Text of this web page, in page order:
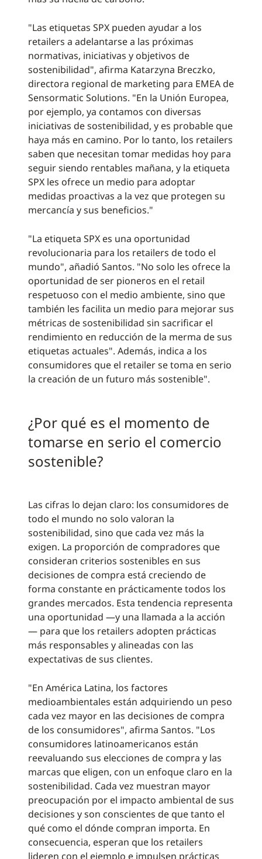
"Las etiquetas SPX pueden ayudar a los
retailers a adelantarse a las próximas
normativas, iniciativas y objetivos de
sostenibilidad", afirma Katarzyna Breczko,
directora regional de marketing para EMEA de
Sensormatic Solutions. "En la Unión Europea,
por ejemplo, ya contamos con diversas
iniciativas de sostenibilidad, y es probable que
haya más en camino. Por lo tanto, los retailers
saben que necesitan tomar medidas hoy para
seguir siendo rentables mañana, y la etiqueta
SPX les ofrece un medio para adoptar
medidas proactivas a la vez que protegen su
mercancía y sus beneficios."
"La etiqueta SPX es una oportunidad
revolucionaria para los retailers de todo el
mundo", añadió Santos. "No solo les ofrece la
oportunidad de ser pioneros en el retail
respetuoso con el medio ambiente, sino que
también les facilita un medio para mejorar sus
métricas de sostenibilidad sin sacrificar el
rendimiento en reducción de la merma de sus
etiquetas actuales". Además, indica a los
consumidores que el retailer se toma en serio
la creación de un futuro más sostenible".
¿Por qué es el momento de
tomarse en serio el comercio
sostenible?
Las cifras lo dejan claro: los consumidores de
todo el mundo no solo valoran la
sostenibilidad, sino que cada vez más la
exigen. La proporción de compradores que
consideran criterios sostenibles en sus
decisiones de compra está creciendo de
forma constante en prácticamente todos los
grandes mercados. Esta tendencia representa
una oportunidad —y una llamada a la acción
— para que los retailers adopten prácticas
más responsables y alineadas con las
expectativas de sus clientes.
"En América Latina, los factores
medioambientales están adquiriendo un peso
cada vez mayor en las decisiones de compra
de los consumidores", afirma Santos. "Los
consumidores latinoamericanos están
reevaluando sus elecciones de compra y las
marcas que eligen, con un enfoque claro en la
sostenibilidad. Cada vez muestran mayor
preocupación por el impacto ambiental de sus
decisiones y son conscientes de que tanto el
qué como el dónde compran importa. En
consecuencia, esperan que los retailers
lideren con el ejemplo e impulsen prácticas